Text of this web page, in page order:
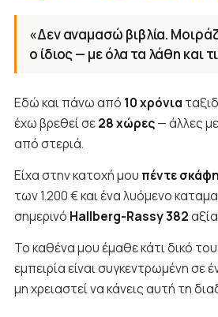
«Δεν αναμασώ βιβλία.
ο ίδιος — με όλα τα λάθη και
Εδώ και πάνω από 10 χρόνια
έχω βρεθεί σε28 χώρες— άλλες
από στεριά.
Είχα στην κατοχή μου πέντε σκάφη
των 1.200 € και ένα λυόμενο
σημερινό Hallberg-Rassy 382
Το καθένα μου έμαθε κάτι δικό
εμπειρία είναι συγκεντρωμένη σε
μη χρειαστεί να κάνεις αυτή τη